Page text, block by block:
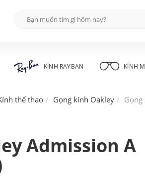
KÍNH RAYBAN KÍNH
thể thao Gọng kính Oakley
Admission A